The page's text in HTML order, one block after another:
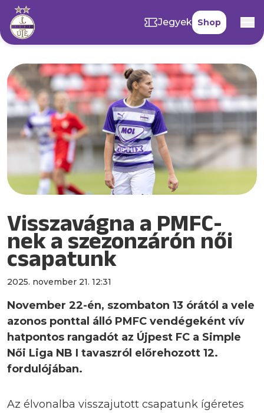
Jegyek Shop
Visszavágna a PMFC-
nek a szezonzárón női
csapatunk
2025. november 21. 12:31
November 22-én, szombaton 13 órától a vele
azonos ponttal álló PMFC vendégeként vív
hatpontos rangadót az Újpest FC a Simple
Női Liga NB I tavaszról előrehozott 12.
fordulójában.
Az élvonalba visszajutott csapatunk ígéretes